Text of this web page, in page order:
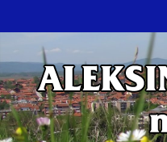
to
content